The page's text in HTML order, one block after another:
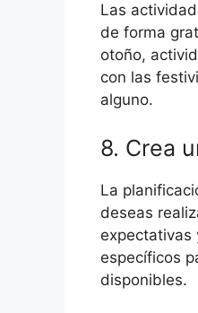
Las
de forma
otoño,
con las
alguno.
8. Crea
La
deseas
expectativas
específicos
disponibles.